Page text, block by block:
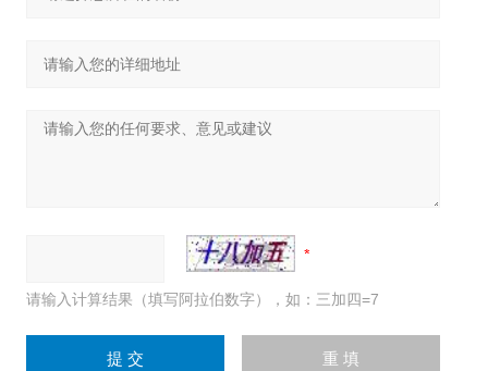
请输入计算结果（填写阿拉伯数字），如：三加四=7